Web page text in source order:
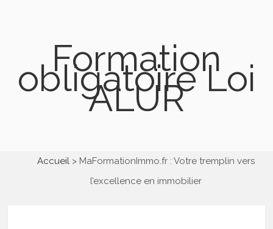
Formation
obligatoire Loi
ALUR
Accueil
MaFormationImmo.fr : Votre tremplin vers
l’excellence en immobilier